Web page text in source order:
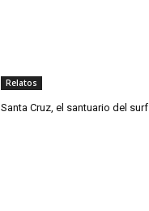
Relatos
Santa Cruz, el santuario del surf